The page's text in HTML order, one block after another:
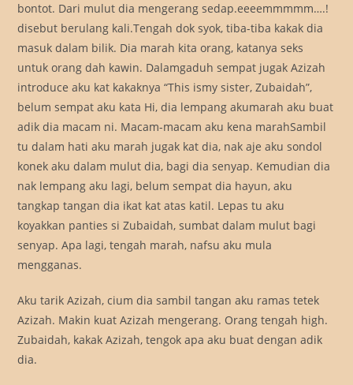
bontot. Dari mulut dia mengerang sedap.eeeemmmmm….!
disebut berulang kali.Tengah dok syok, tiba-tiba kakak dia
masuk dalam bilik. Dia marah kita orang, katanya seks
untuk orang dah kawin. Dalamgaduh sempat jugak Azizah
introduce aku kat kakaknya “This ismy sister, Zubaidah”,
belum sempat aku kata Hi, dia lempang akumarah aku buat
adik dia macam ni. Macam-macam aku kena marahSambil
tu dalam hati aku marah jugak kat dia, nak aje aku sondol
konek aku dalam mulut dia, bagi dia senyap. Kemudian dia
nak lempang aku lagi, belum sempat dia hayun, aku
tangkap tangan dia ikat kat atas katil. Lepas tu aku
koyakkan panties si Zubaidah, sumbat dalam mulut bagi
senyap. Apa lagi, tengah marah, nafsu aku mula
mengganas.
Aku tarik Azizah, cium dia sambil tangan aku ramas tetek
Azizah. Makin kuat Azizah mengerang. Orang tengah high.
Zubaidah, kakak Azizah, tengok apa aku buat dengan adik
dia.